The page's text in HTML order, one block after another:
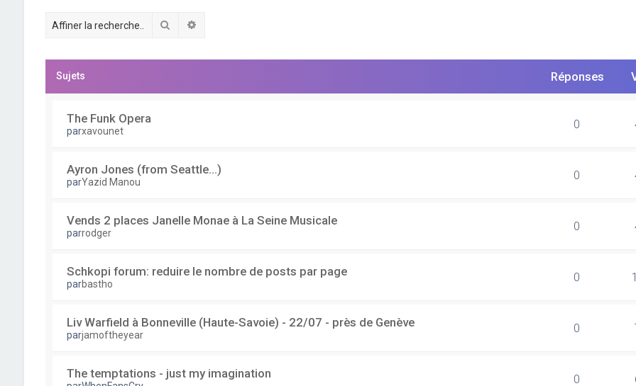
Rechercher
Sujets Réponses
The Funk Opera
parxavounet 0
Ayron Jones (from Seattle...)
parYazid Manou 0
Vends 2 places Janelle Monae à La Seine Musicale
parrodger 0
Schkopi forum: reduire le nombre de posts par page
parbastho 0
Liv Warfield à Bonneville (Haute-Savoie) - 22/07 - près de Genève
parjamoftheyear 0
The temptations - just my imagination 0